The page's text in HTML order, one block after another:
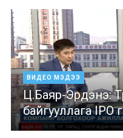
ВИДЕО МЭДЭЭ
Ц.Баяр-Эрдэнэ:
байгууллага IPO